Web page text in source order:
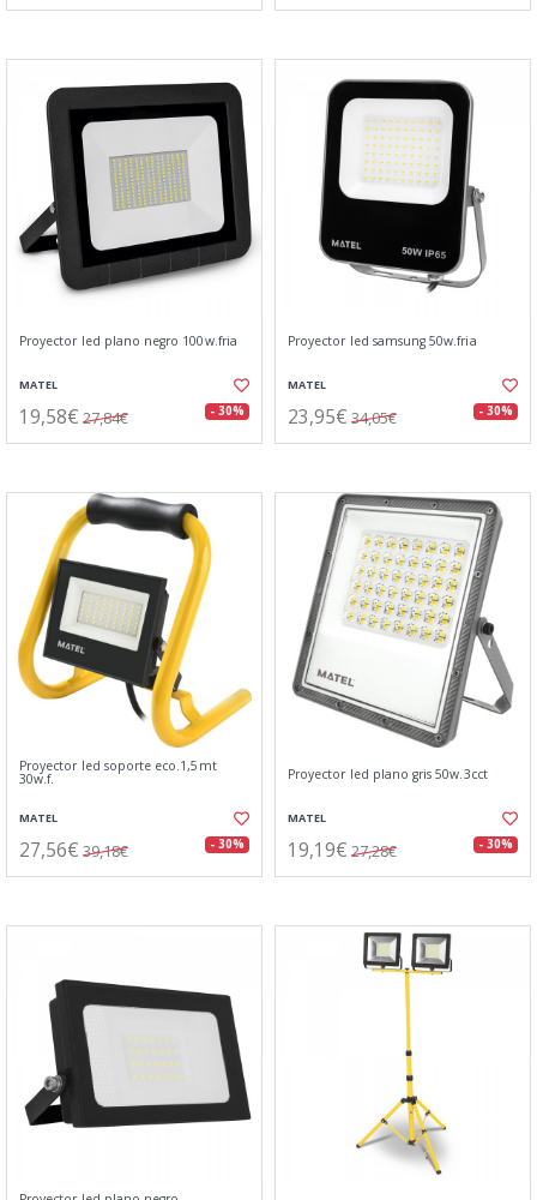
Proyector led plano negro 100w.fria
MATEL
19,58€ 27,84€ - 30%
Proyector led samsung 50w.fria
MATEL
23,95€ 34,05€ - 30%
Proyector led soporte eco.1,5mt
30w.f.
MATEL
27,56€ 39,18€ - 30%
Proyector led plano gris 50w.3cct
MATEL
19,19€ 27,28€ - 30%